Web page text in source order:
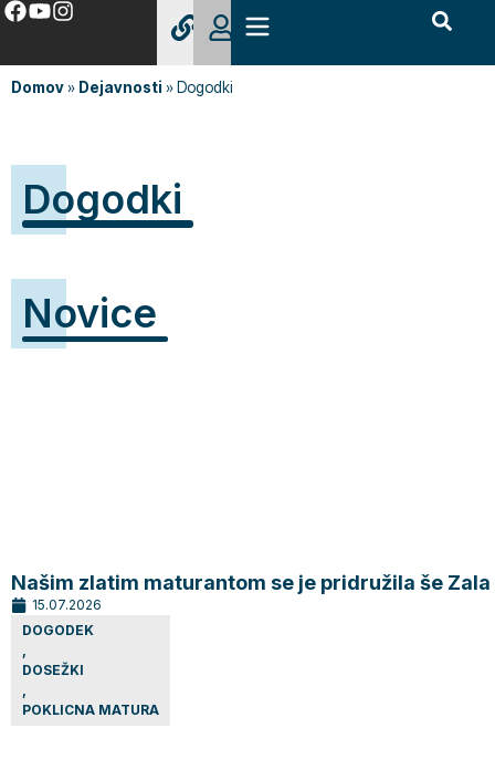
Domov» Dejavnosti » Dogodki
Dogodki
Novice
Našim zlatim maturantom se je pridružila še Zala
15.07.2026
DOGODEK
,
DOSEŽKI
,
POKLICNA MATURA